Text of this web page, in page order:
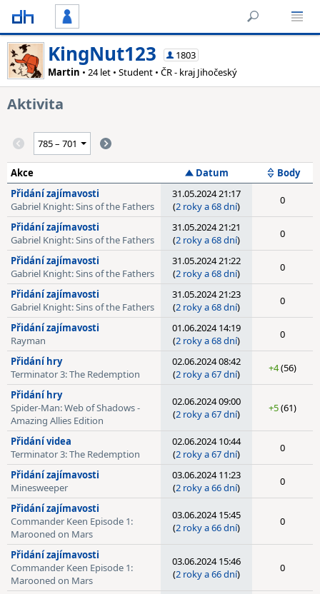
KingNut123
1803
Martin • 24 let • Student • ČR - kraj Jihočeský
Aktivita
Akce Datum
Body
Přidání zajímavosti
Gabriel Knight: Sins of the Fathers
31.05.2024 21:17
(2 roky a 68 dní) 0
Přidání zajímavosti
Gabriel Knight: Sins of the Fathers
31.05.2024 21:21
(2 roky a 68 dní) 0
Přidání zajímavosti
Gabriel Knight: Sins of the Fathers
31.05.2024 21:22
(2 roky a 68 dní) 0
Přidání zajímavosti
Gabriel Knight: Sins of the Fathers
31.05.2024 21:23
(2 roky a 68 dní) 0
Přidání zajímavosti
Rayman
01.06.2024 14:19
(2 roky a 68 dní) 0
Přidání hry
Terminator 3: The Redemption
02.06.2024 08:42
(2 roky a 67 dní) +4(56)
Přidání hry
Spider-Man: Web of Shadows -
Amazing Allies Edition
02.06.2024 09:00
(2 roky a 67 dní) +5(61)
Přidání videa
Terminator 3: The Redemption
02.06.2024 10:44
(2 roky a 67 dní) 0
Přidání zajímavosti
Minesweeper
03.06.2024 11:23
(2 roky a 66 dní) 0
Přidání zajímavosti
Commander Keen Episode 1:
Marooned on Mars
03.06.2024 15:45
(2 roky a 66 dní) 0
Přidání zajímavosti
Commander Keen Episode 1:
Marooned on Mars
03.06.2024 15:46
(2 roky a 66 dní) 0